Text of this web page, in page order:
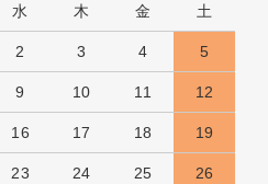
水 木 金 土
2 3 4 5
9 10 11 12
16 17 18 19
23 24 25 26